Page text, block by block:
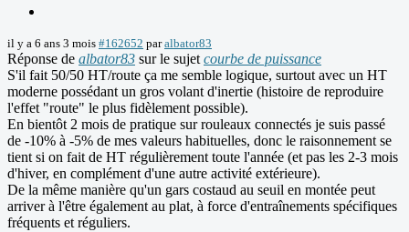
il y a 6 ans 3 mois #162652 paralbator83
Réponse de albator83 sur le sujet courbe de puissance
S'il fait 50/50 HT/route ça me semble logique, surtout avec un HT
moderne possédant un gros volant d'inertie (histoire de reproduire
l'effet "route" le plus fidèlement possible).
En bientôt 2 mois de pratique sur rouleaux connectés je suis passé
de -10% à -5% de mes valeurs habituelles, donc le raisonnement se
tient si on fait de HT régulièrement toute l'année (et pas les 2-3 mois
d'hiver, en complément d'une autre activité extérieure).
De la même manière qu'un gars costaud au seuil en montée peut
arriver à l'être également au plat, à force d'entraînements spécifiques
fréquents et réguliers.